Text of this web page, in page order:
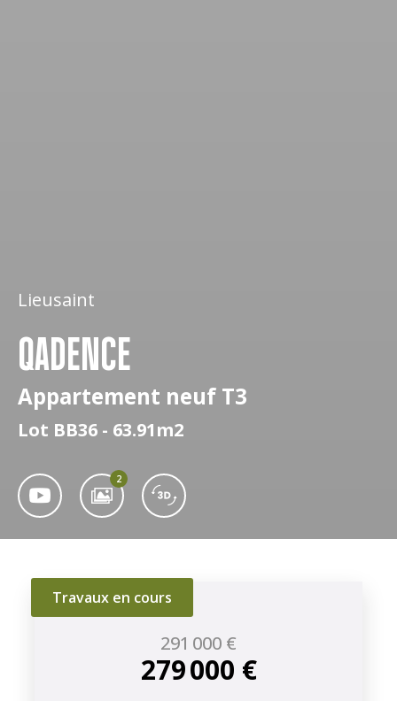
Lieusaint
QADENCE
Appartement neuf T3
Lot BB36 - 63.91m2
2
Travaux en cours
291 000 €
279 000 €